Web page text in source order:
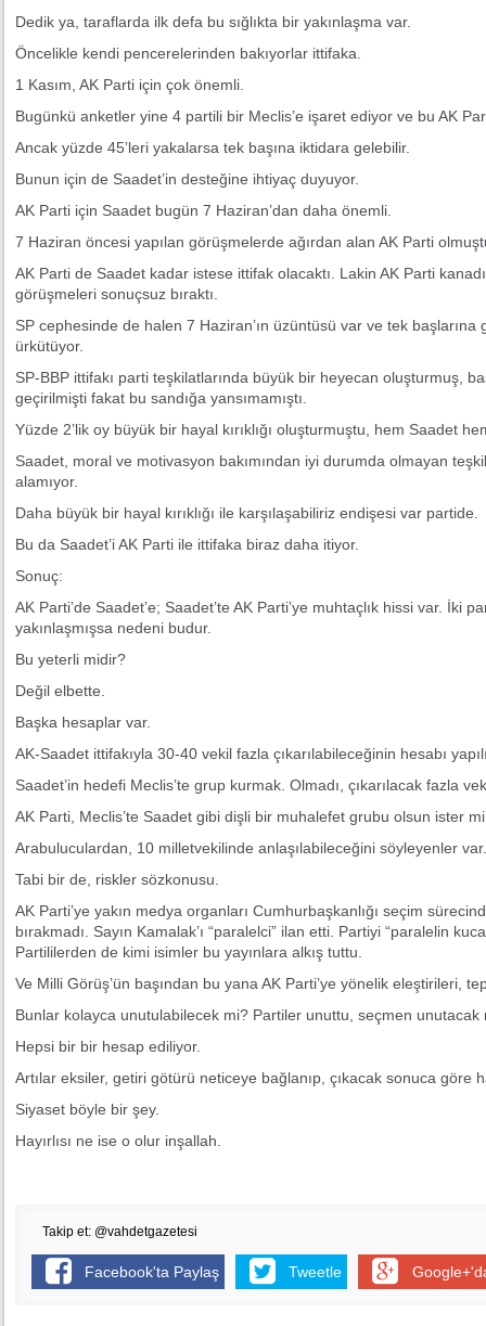
Dedik ya, taraflarda ilk defa bu sığlıkta bir yakınlaşma var.
Öncelikle kendi pencerelerinden bakıyorlar ittifaka.
1 Kasım, AK Parti için çok önemli.
Bugünkü anketler yine 4 partili bir Meclis’e işaret ediyor ve bu AK
Ancak yüzde 45’leri yakalarsa tek başına iktidara gelebilir.
Bunun için de Saadet’in desteğine ihtiyaç duyuyor.
AK Parti için Saadet bugün 7 Haziran’dan daha önemli.
7 Haziran öncesi yapılan görüşmelerde ağırdan alan AK Parti
AK Parti de Saadet kadar istese ittifak olacaktı. Lakin AK Parti
görüşmeleri sonuçsuz bıraktı.
SP cephesinde de halen 7 Haziran’ın üzüntüsü var ve tek
ürkütüyor.
SP-BBP ittifakı parti teşkilatlarında büyük bir heyecan oluşturmuş,
geçirilmişti fakat bu sandığa yansımamıştı.
Yüzde 2’lik oy büyük bir hayal kırıklığı oluşturmuştu, hem Saadet
Saadet, moral ve motivasyon bakımından iyi durumda olmayan
alamıyor.
Daha büyük bir hayal kırıklığı ile karşılaşabiliriz endişesi var partide.
Bu da Saadet’i AK Parti ile ittifaka biraz daha itiyor.
Sonuç:
AK Parti’de Saadet’e; Saadet’te AK Parti’ye muhtaçlık hissi var. İki
yakınlaşmışsa nedeni budur.
Bu yeterli midir?
Değil elbette.
Başka hesaplar var.
AK-Saadet ittifakıyla 30-40 vekil fazla çıkarılabileceğinin hesabı
Saadet’in hedefi Meclis’te grup kurmak. Olmadı, çıkarılacak fazla
AK Parti, Meclis’te Saadet gibi dişli bir muhalefet grubu olsun ister
Arabuluculardan, 10 milletvekilinde anlaşılabileceğini söyleyenler var.
Tabi bir de, riskler sözkonusu.
AK Parti’ye yakın medya organları Cumhurbaşkanlığı seçim
bırakmadı. Sayın Kamalak’ı “paralelci” ilan etti. Partiyi “paralelin
Partililerden de kimi isimler bu yayınlara alkış tuttu.
Ve Milli Görüş’ün başından bu yana AK Parti’ye yönelik eleştirileri,
Bunlar kolayca unutulabilecek mi? Partiler unuttu, seçmen unutacak
Hepsi bir bir hesap ediliyor.
Artılar eksiler, getiri götürü neticeye bağlanıp, çıkacak sonuca göre
Siyaset böyle bir şey.
Hayırlısı ne ise o olur inşallah.
Takip et: @vahdetgazetesi
Facebook'ta Paylaş Tweetle